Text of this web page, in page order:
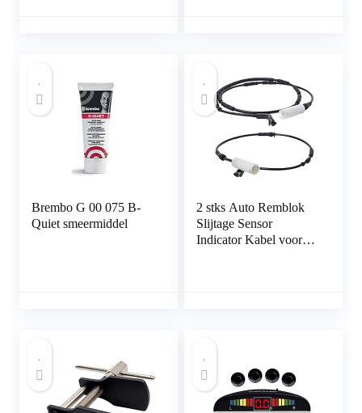
Brembo G 00 075 B-
Quiet smeermiddel
2 stks Auto Remblok
Slijtage Sensor
Indicator Kabel voor